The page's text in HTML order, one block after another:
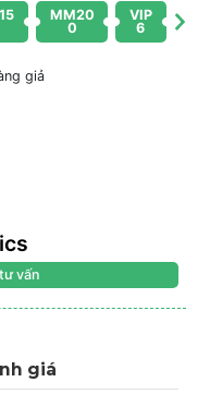
MM20
0
VIP
6
giả
vấn
giá